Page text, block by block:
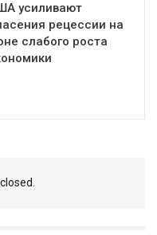
усиливают
рецессии на
слабого роста